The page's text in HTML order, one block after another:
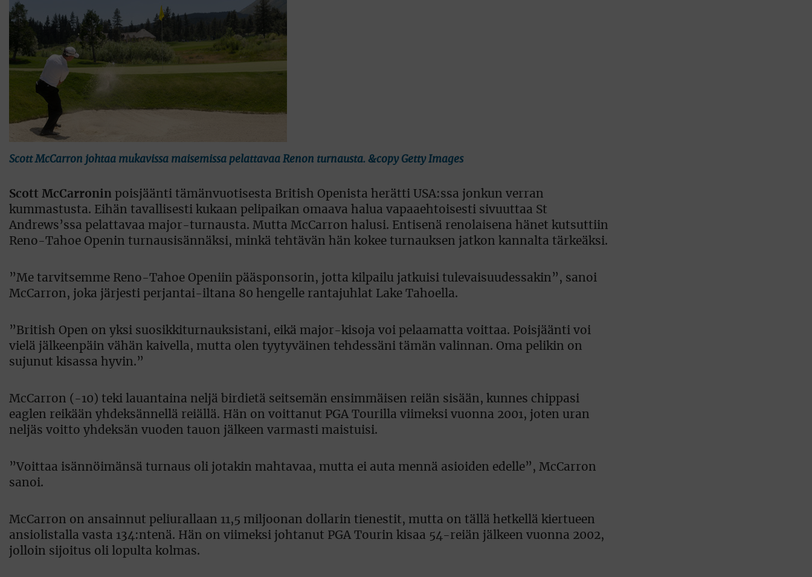
Scott McCarron johtaa mukavissa maisemissa pelattavaa Renon turnausta. &copy Getty Images
Scott McCarronin poisjäänti tämänvuotisesta British Openista herätti USA:ssa jonkun verran
kummastusta. Eihän tavallisesti kukaan pelipaikan omaava halua vapaaehtoisesti sivuuttaa St
Andrews’ssa pelattavaa major-turnausta. Mutta McCarron halusi. Entisenä renolaisena hänet kutsuttiin
Reno-Tahoe Openin turnausisännäksi, minkä tehtävän hän kokee turnauksen jatkon kannalta tärkeäksi.
”Me tarvitsemme Reno-Tahoe Openiin pääsponsorin, jotta kilpailu jatkuisi tulevaisuudessakin”, sanoi
McCarron, joka järjesti perjantai-iltana 80 hengelle rantajuhlat Lake Tahoella.
”British Open on yksi suosikkiturnauksistani, eikä major-kisoja voi pelaamatta voittaa. Poisjäänti voi
vielä jälkeenpäin vähän kaivella, mutta olen tyytyväinen tehdessäni tämän valinnan. Oma pelikin on
sujunut kisassa hyvin.”
McCarron (-10) teki lauantaina neljä birdietä seitsemän ensimmäisen reiän sisään, kunnes chippasi
eaglen reikään yhdeksännellä reiällä. Hän on voittanut PGA Tourilla viimeksi vuonna 2001, joten uran
neljäs voitto yhdeksän vuoden tauon jälkeen varmasti maistuisi.
”Voittaa isännöimänsä turnaus oli jotakin mahtavaa, mutta ei auta mennä asioiden edelle”, McCarron
sanoi.
McCarron on ansainnut peliurallaan 11,5 miljoonan dollarin tienestit, mutta on tällä hetkellä kiertueen
ansiolistalla vasta 134:ntenä. Hän on viimeksi johtanut PGA Tourin kisaa 54-reiän jälkeen vuonna 2002,
jolloin sijoitus oli lopulta kolmas.